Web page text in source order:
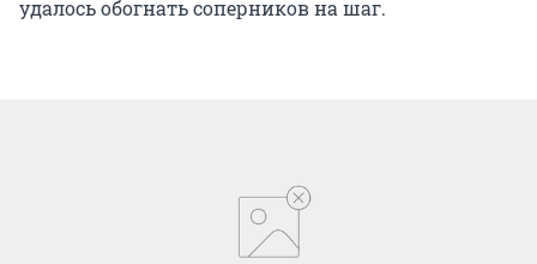
удалось обогнать соперников на шаг.